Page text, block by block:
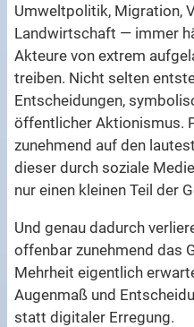
Umweltpolitik, Migration,
Landwirtschaft — immer
Akteure von extrem
treiben. Nicht selten
Entscheidungen,
öffentlicher Aktionismus.
zunehmend auf den
dieser durch soziale
nur einen kleinen Teil der
Und genau dadurch
offenbar zunehmend das
Mehrheit eigentlich
Augenmaß und
statt digitaler Erregung.